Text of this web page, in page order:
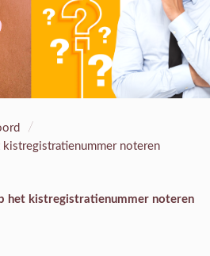
/
kistregistratienummer noteren
het kistregistratienummer noteren